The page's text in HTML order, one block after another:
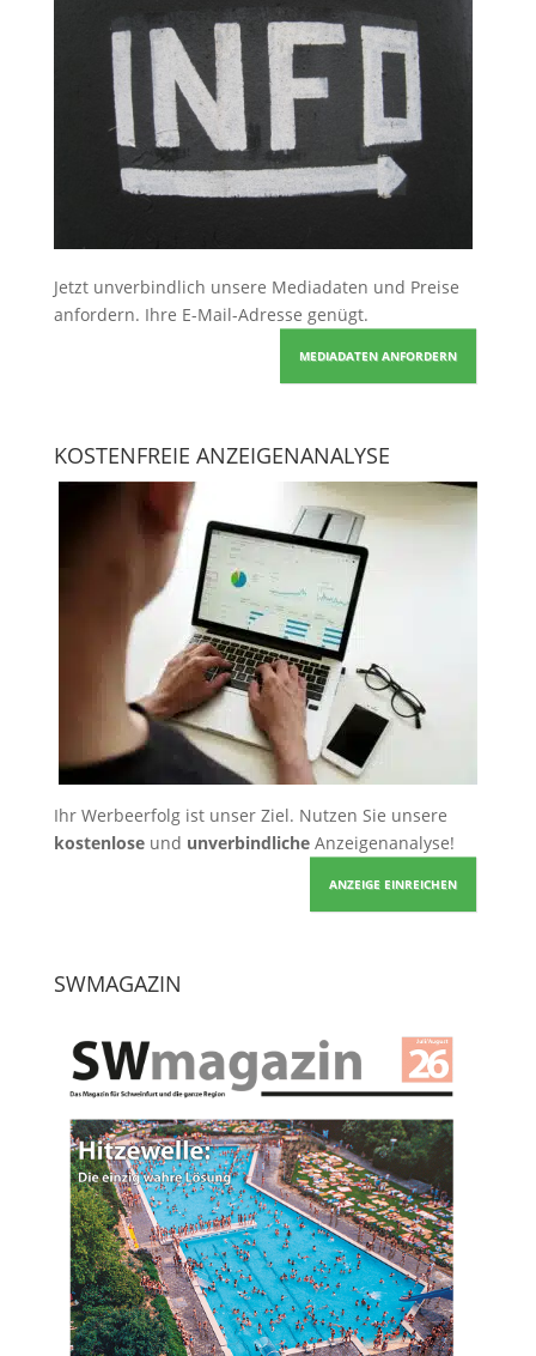
Jetzt unverbindlich unsere Mediadaten und Preise
anfordern. Ihre E-Mail-Adresse genügt.
MEDIADATEN ANFORDERN
KOSTENFREIE ANZEIGENANALYSE
Ihr Werbeerfolg ist unser Ziel. Nutzen Sie unsere
kostenloseund unverbindlicheAnzeigenanalyse!
ANZEIGE EINREICHEN
SWMAGAZIN